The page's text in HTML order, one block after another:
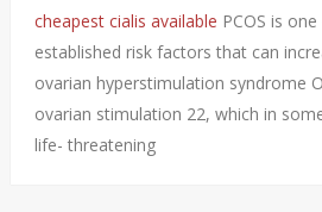
cheapest cialis available PCOS is
established risk factors that can
ovarian hyperstimulation syndrome
ovarian stimulation 22, which in
life- threatening